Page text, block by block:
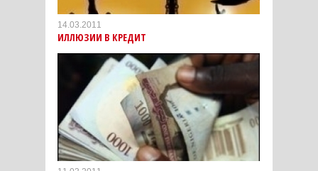
14.03.2011
ИЛЛЮЗИИ В КРЕДИТ